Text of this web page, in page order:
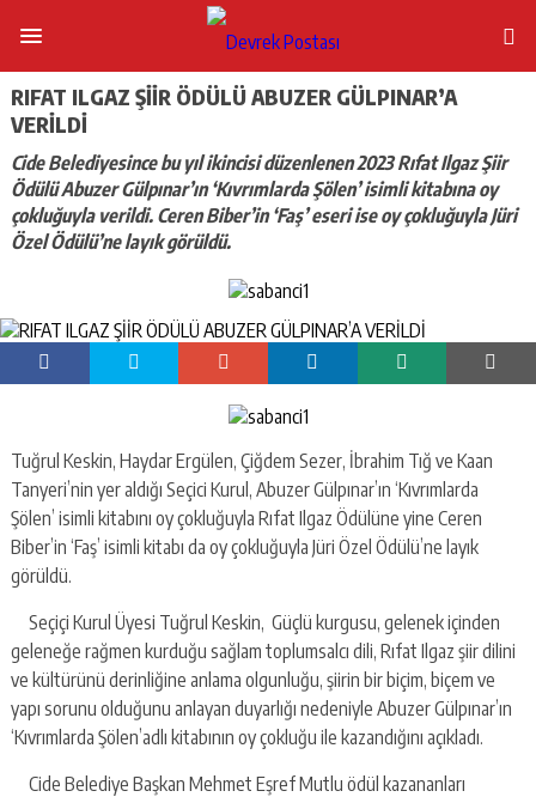
RIFAT ILGAZ ŞİİR ÖDÜLÜ ABUZER GÜLPINAR’A
VERİLDİ
Cide Belediyesince bu yıl ikincisi düzenlenen 2023 Rıfat Ilgaz Şiir
Ödülü Abuzer Gülpınar’ın ‘Kıvrımlarda Şölen’ isimli kitabına oy
çokluğuyla verildi. Ceren Biber’in ‘Faş’ eseri ise oy çokluğuyla Jüri
Özel Ödülü’ne layık görüldü.
Tuğrul Keskin, Haydar Ergülen, Çiğdem Sezer, İbrahim Tığ ve Kaan
Tanyeri’nin yer aldığı Seçici Kurul, Abuzer Gülpınar’ın ‘Kıvrımlarda
Şölen’ isimli kitabını oy çokluğuyla Rıfat Ilgaz Ödülüne yine Ceren
Biber’in ‘Faş’ isimli kitabı da oy çokluğuyla Jüri Özel Ödülü’ne layık
görüldü.
Seçiçi Kurul Üyesi Tuğrul Keskin, Güçlü kurgusu, gelenek içinden
geleneğe rağmen kurduğu sağlam toplumsalcı dili, Rıfat Ilgaz şiir dilini
ve kültürünü derinliğine anlama olgunluğu, şiirin bir biçim, biçem ve
yapı sorunu olduğunu anlayan duyarlığı nedeniyle Abuzer Gülpınar’ın
‘Kıvrımlarda Şölen’adlı kitabının oy çokluğu ile kazandığını açıkladı.
Cide Belediye Başkan Mehmet Eşref Mutlu ödül kazananları